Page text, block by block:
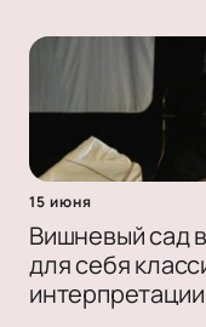
15 июня
Вишневый сад
для себя